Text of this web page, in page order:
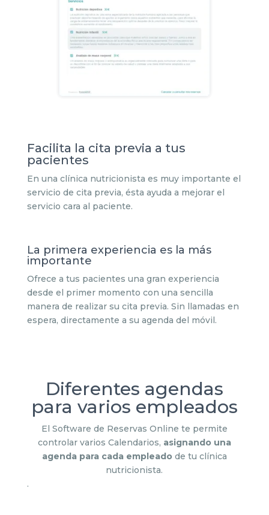
Facilita la cita previa a tus
pacientes
En una clínica nutricionista es muy importante el
servicio de cita previa, ésta ayuda a mejorar el
servicio cara al paciente.
La primera experiencia es la más
importante
Ofrece a tus pacientes una gran experiencia
desde el primer momento con una sencilla
manera de realizar su cita previa. Sin llamadas en
espera, directamente a su agenda del móvil.
Diferentes agendas
para varios empleados
El Software de Reservas Online te permite
controlar varios Calendarios, asignando una
agenda para cada empleado de tu clínica
nutricionista.
.